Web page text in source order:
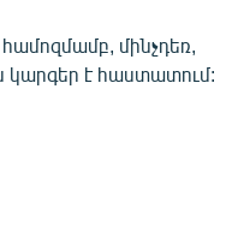
մինչդեռ,
կարգեր է հաստատում: